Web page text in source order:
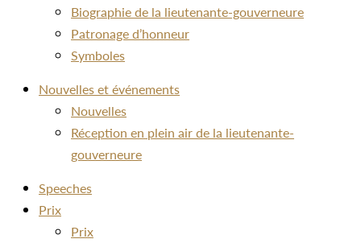
Biographie de la lieutenante-gouverneure
Patronage d’honneur
Symboles
Nouvelles et événements
Nouvelles
Réception en plein air de la lieutenante-
gouverneure
Speeches
Prix
Prix